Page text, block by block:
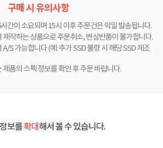
구매 시 유의사항
간이 소요되며 15시 이후 주문건은 익일 발송됩니다.
작하는 상품으로 주문취소, 변심반품이 불가합니다.
S 가능합니다 (예: 추가 SSD 불량 시 해당 SSD 제조
품의 스펙 정보를 확인 후 주문 바랍니다.
보를확대해서 볼 수 있습니다.